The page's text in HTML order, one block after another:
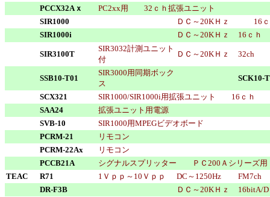
PCCX32Aｘ
PC2xx用 32ｃｈ拡張ユニット
SIR1000
ＤＣ～20KＨｚ
16ｃ
SIR1000i
ＤＣ～20KＨｚ 16ｃｈ
SIR3100T
SIR3032計測ユニット
付
ＤＣ～20KＨｚ 32ch
SSB10-T01
SIR3000用同期ボック
ス
SCK10-
SCX321
SIR1000/SIR1000i用拡張ユニット 16ｃｈ
SAA24
拡張ユニット用電源
SVB-10
SIR1000用MPEGビデオボード
PCRM-21
リモコン
PCRM-22Ax
リモコン
PCCB21A
シグナルスプリッター ＰＣ200Ａシリーズ用
TEAC
R71 1Ｖｐｐ～10Ｖｐｐ DC～1250Hz
FM7ch
DR-F3B
ＤＣ～20KＨｚ
16bitA/D